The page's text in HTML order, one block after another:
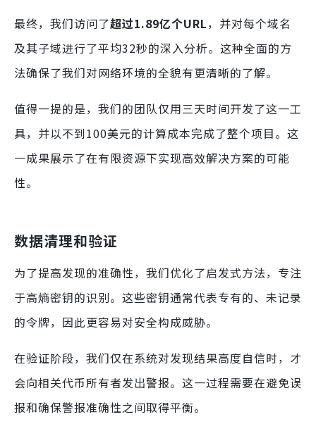
最终，我们访问了超过1.89亿个URL，并对每个域名
及其子域进行了平均32秒的深入分析。这种全面的方
法确保了我们对网络环境的全貌有更清晰的了解。
值得一提的是，我们的团队仅用三天时间开发了这一工
具，并以不到100美元的计算成本完成了整个项目。这
一成果展示了在有限资源下实现高效解决方案的可能
性。
数据清理和验证
为了提高发现的准确性，我们优化了启发式方法，专注
于高熵密钥的识别。这些密钥通常代表专有的、未记录
的令牌，因此更容易对安全构成威胁。
在验证阶段，我们仅在系统对发现结果高度自信时，才
会向相关代币所有者发出警报。这一过程需要在避免误
报和确保警报准确性之间取得平衡。